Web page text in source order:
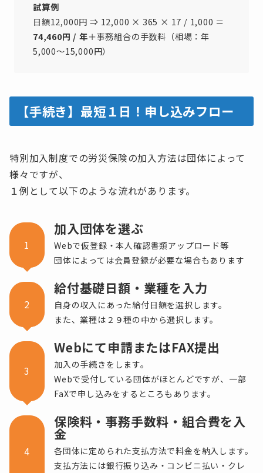
試算例
日額12,000円 ⇒ 12,000 × 365 × 17 / 1,000 ＝
74,460円 / 年＋事務組合の手数料（相場：年
5,000〜15,000円）
【手続き】最短１日！申し込みフロー
特別加入制度での労災保険の加入方法は団体によって
様々ですが、
１例として以下のような流れがあります。
1
加入団体を選ぶ
Webで仮登録・本人確認書類アップロード等
団体によっては会員登録が必要な場合もあります
2
給付基礎日額・業種を入力
自身の収入にあった給付日額を選択します。
また、業種は２９種の中から選択します。
3
Webにて申請またはFAX提出
加入の手続きをします。
Webで受付している団体がほとんどですが、一部
FaXで申し込みをするところもあります。
4
保険料・事務手数料・組合費を入
金
各団体に定められた支払方法で料金を納入します。
支払方法には銀行振り込み・コンビニ払い・クレ